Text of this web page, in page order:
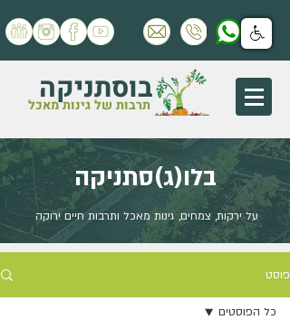
תרבות של גינות מאכל
בוסתניקה
בלו(ג)סתניקה
על ירקות, צמחים, גינות מאכל ותרבות חיים ירוקה
פוסט
כל הפוסטים